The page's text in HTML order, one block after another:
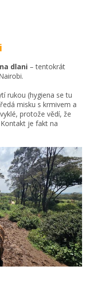
dlani – tentokrát
rukou (hygiena se tu
misku s krmivem a
protože vědí, že
je fakt na